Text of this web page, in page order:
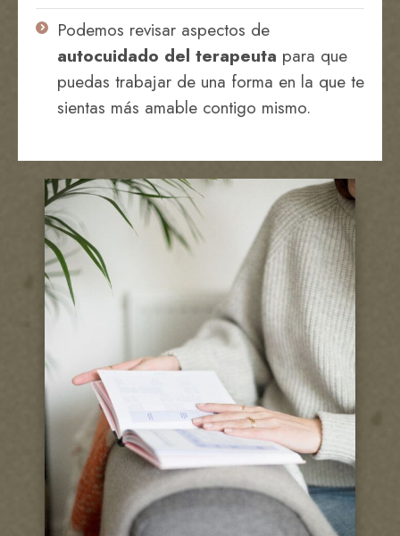
Podemos revisar aspectos de
autocuidado del terapeuta para que
puedas trabajar de una forma en la que te
sientas más amable contigo mismo.